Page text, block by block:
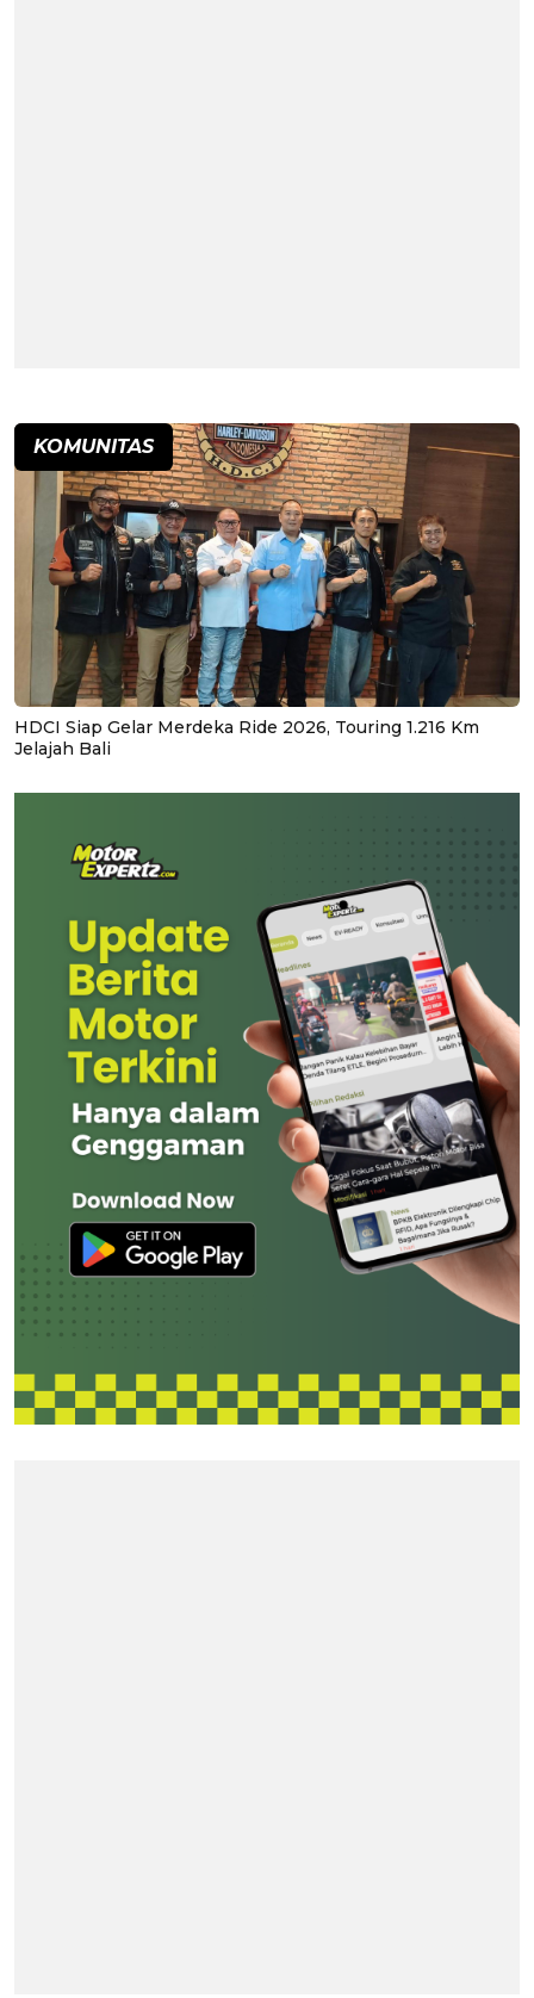
KOMUNITAS
HDCI Siap Gelar Merdeka Ride 2026, Touring 1.216 Km
Jelajah Bali